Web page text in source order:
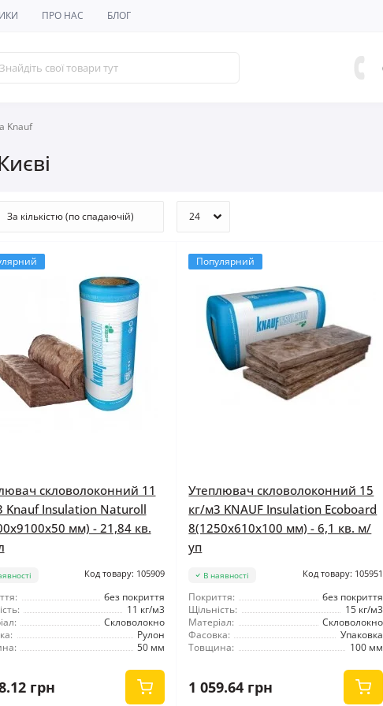
ПРО НАС БЛОГ
Knauf
скловолоконний 11
Knauf Insulation Naturoll
мм) - 21,84 кв.
Код товару: 105909
без покриття
11 кг/м3
Скловолокно
Рулон
50 мм
грн
Популярний
Утеплювач скловолоконний 15
кг/м3 KNAUF Insulation Ecoboard
8(1250x610x100 мм) - 6,1 кв. м/
уп
В наявності Код товару: 105951
Покриття:
без покриття
Щільність:
15 кг/м3
Матеріал:
Скловолокно
Фасовка:
Упаковка
Товщина:
100 мм
1 059.64 грн